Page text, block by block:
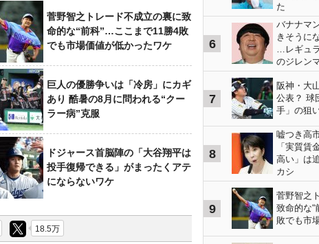
菅野智之トレード不成立の裏に致
命的な“前科”…ここまで11勝4敗
でも市場価値が低かったワケ
巨人の優勝争いは「冷房」にカギ
あり 酷暑の8月に問われる“クー
ラー病”克服
ドジャース首脳陣の「大谷翔平は
投手復帰できる」がまったくアテ
にならないワケ
18.5万
た
6
バナナマ
きそうに
…レギュ
のジレン
7
阪神・大
公表？ 球
手」の狙
8
嘘つき高
「実質賃
高い」は
カシ
9
菅野智之
致命的な
敗でも市